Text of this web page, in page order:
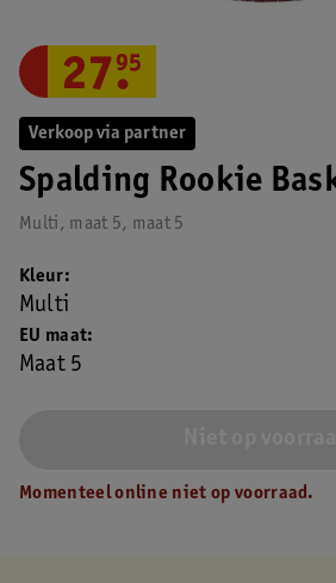
Verkoop via partner
Spalding Rookie
Multi, maat 5, maat 5
27.
95
EU maat
Maat 5
Kleur
Multi
Momenteel online niet op voorraad.